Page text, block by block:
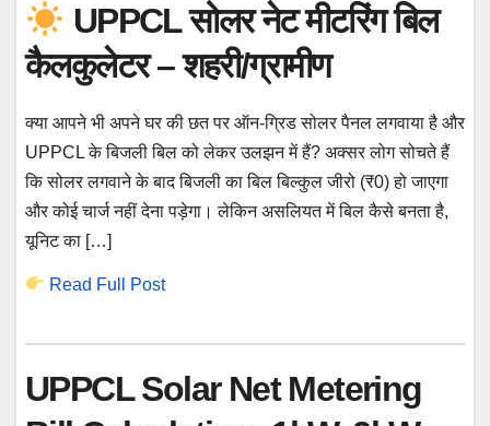
UPPCL सोलर नेट मीटरिंग बिल
कैलकुलेटर – शहरी/ग्रामीण
क्या आपने भी अपने घर की छत पर ऑन-ग्रिड सोलर पैनल लगवाया है और
UPPCL के बिजली बिल को लेकर उलझन में हैं? अक्सर लोग सोचते हैं
कि सोलर लगवाने के बाद बिजली का बिल बिल्कुल जीरो (₹0) हो जाएगा
और कोई चार्ज नहीं देना पड़ेगा। लेकिन असलियत में बिल कैसे बनता है,
यूनिट का […]
Read Full Post
UPPCL Solar Net Metering